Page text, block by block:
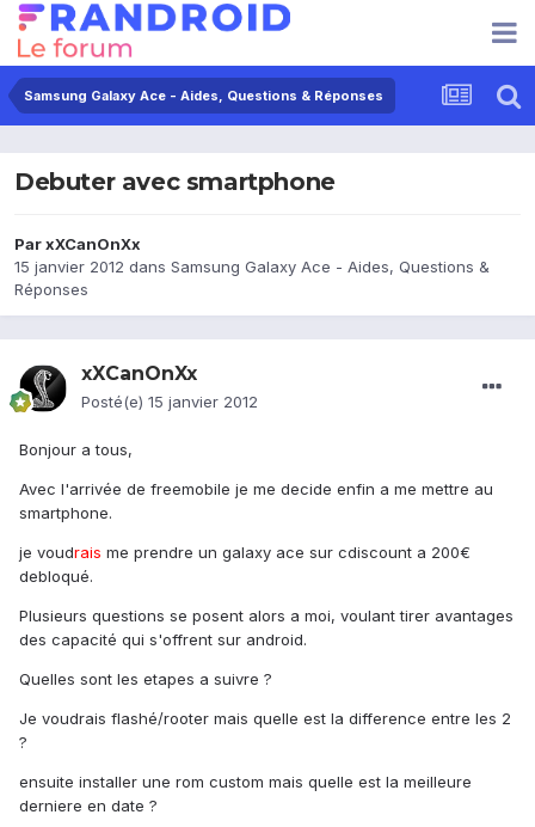
Samsung Galaxy Ace - Aides, Questions & Réponses
Debuter avec smartphone
ParxXCanOnXx
15 janvier 2012 dans Samsung Galaxy Ace - Aides, Questions &
Réponses
xXCanOnXx
Posté(e) 15 janvier 2012
Bonjour a tous,
Avec l'arrivée de freemobile je me decide enfin a me mettre au
smartphone.
je voudrais me prendre un galaxy ace sur cdiscount a 200€
debloqué.
Plusieurs questions se posent alors a moi, voulant tirer avantages
des capacité qui s'offrent sur android.
Quelles sont les etapes a suivre ?
Je voudrais flashé/rooter mais quelle est la difference entre les 2
?
ensuite installer une rom custom mais quelle est la meilleure
derniere en date ?